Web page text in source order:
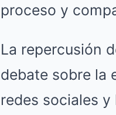
proceso y
La repercusión
debate sobre la
redes sociales